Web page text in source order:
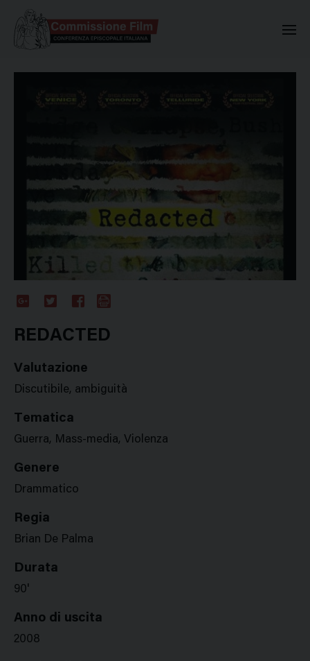
Plus
REDACTED
Valutazione
Discutibile, ambiguità
Tematica
Guerra, Mass-media, Violenza
Genere
Drammatico
Regia
Brian De Palma
Durata
90'
Anno di uscita
2008